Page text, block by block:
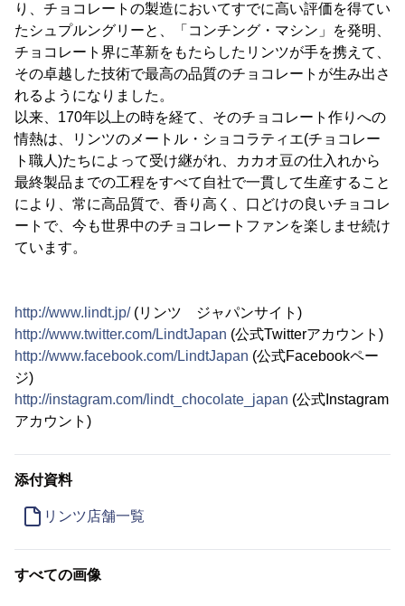
り、チョコレートの製造においてすでに高い評価を得てい
たシュプルングリーと、「コンチング・マシン」を発明、
チョコレート界に革新をもたらしたリンツが手を携えて、
その卓越した技術で最高の品質のチョコレートが生み出さ
れるようになりました。
以来、170年以上の時を経て、そのチョコレート作りへの
情熱は、リンツのメートル・ショコラティエ(チョコレー
ト職人)たちによって受け継がれ、カカオ豆の仕入れから
最終製品までの工程をすべて自社で一貫して生産すること
により、常に高品質で、香り高く、口どけの良いチョコレ
ートで、今も世界中のチョコレートファンを楽しませ続け
ています。
http://www.lindt.jp/(リンツ ジャパンサイト)
http://www.twitter.com/LindtJapan (公式Twitterアカウント)
http://www.facebook.com/LindtJapan (公式Facebookペー
ジ)
http://instagram.com/lindt_chocolate_japan (公式Instagram
アカウント)
添付資料
リンツ店舗一覧
すべての画像